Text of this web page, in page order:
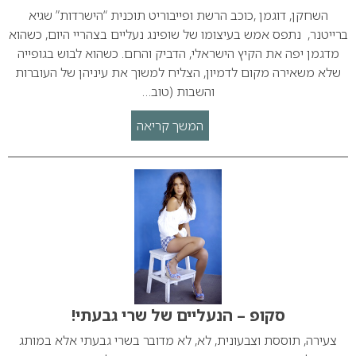
השחקן, דוגמן ,כוכב הרשת ופייבוריט תוכנית “הישרדות” שגיא
ברייטנר, נתפס אמש בעיצומו של שופינג נעליים בצהריי היום, כשהוא
מדגמן יפה את הקיץ הישראלי, הדביק והחם. כשהוא לבוש בגופייה
שלא משאירה מקום לדמיון, הצליח למשוך את עיניהן של העוברות
והשבות (טוב…
המשך קריאה
סקופ – הנעליים של שרי גבעתי!
צעירה, תוססת וצבעונית, לא, לא מדובר בשרי גבעתי אלא במותג